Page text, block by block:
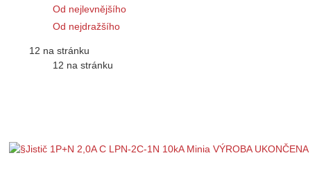
Od nejlevnějšího
Od nejdražšího
12 na stránku
12 na stránku